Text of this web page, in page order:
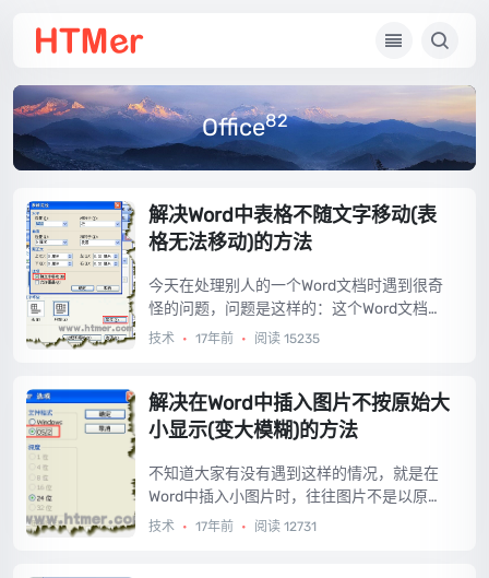
Office82
解决Word中表格不随文字移动(表
格无法移动)的方法
今天在处理别人的一个Word文档时遇到很奇
怪的问题，问题是这样的：这个Word文档中
有一段文字，然后文字下方是一张表格，我
居然一点反映都没有，我敲了N个回车后连表
格都不见了，很是奇怪。后来经过摸索问题
终于得到解决，拿来分享下。...
技术 • 17年前 • 阅读 15235
解决在Word中插入图片不按原始大
小显示(变大模糊)的方法
不知道大家有没有遇到这样的情况，就是在
Word中插入小图片时，往往图片不是以原始
大小显示的，而是被放大一些，造成图片模
技术 • 17年前 • 阅读 12731